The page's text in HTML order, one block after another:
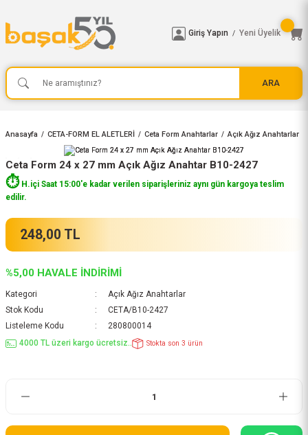
ARA
Giriş Yapın / Yeni Üyelik
Anasayfa CETA-FORM EL ALETLERİ Ceta Form Anahtarlar Açık Ağız Anahtarlar
Ceta Form 24 x 27 mm Açık Ağız Anahtar B10-2427
⏱️H.içi Saat 15:00'e kadar verilen siparişleriniz aynı gün kargoya teslim
edilir.
248,00 TL
%5,00 HAVALE İNDİRİMİ
Kategori
Açık Ağız Anahtarlar
Stok Kodu
CETA/B10-2427
Listeleme Kodu
280800014
4000 TL üzeri kargo ücretsiz..
Stokta son 3 ürün